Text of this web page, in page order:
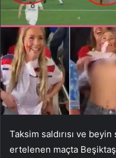
Taksim saldırısı ve
ertelenen maçta